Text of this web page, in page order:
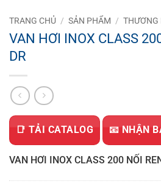
TRANG CHỦ / SẢN PHẨM / THƯƠNG
VAN HƠI INOX CLASS
DR
📑 TẢI CATALOG 📧 NHẬN
VAN HƠI INOX CLASS 200 NỐI